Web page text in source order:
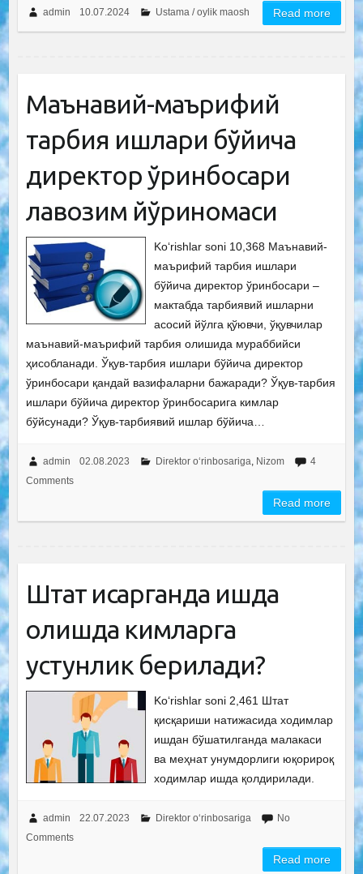
admin 10.07.2024 Ustama / oylik maosh Read more
Маънавий-маърифий
тарбия ишлари бўйича
директор ўринбосари
лавозим йўриқномаси
Ko‘rishlar soni 10,368 Маънавий-
маърифий тарбия ишлари
бўйича директор ўринбосари –
мактабда тарбиявий ишларни
асосий йўлга қўювчи, ўқувчилар
маънавий-маърифий тарбия олишида мураббийси
ҳисобланади. Ўқув-тарбия ишлари бўйича директор
ўринбосари қандай вазифаларни бажаради? Ўқув-тарбия
ишлари бўйича директор ўринбосарига кимлар
бўйсунади? Ўқув-тарбиявий ишлар бўйича…
admin 02.08.2023 Direktor o‘rinbosariga, Nizom
4
Comments
Read more
Штат қисқарганда ишда
қолишда кимларга
устунлик берилади?
Ko‘rishlar soni 2,461 Штат
қисқариши натижасида ходимлар
ишдан бўшатилганда малакаси
ва меҳнат унумдорлиги юқорироқ
ходимлар ишда қолдирилади.
admin 22.07.2023 Direktor o‘rinbosariga
No
Comments
Read more